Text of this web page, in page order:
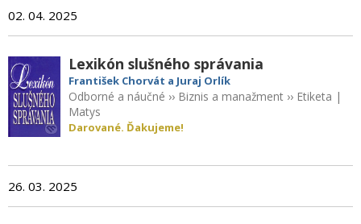
02. 04. 2025
Lexikón slušného správania
František Chorvát a Juraj Orlík
Odborné a náučné ›› Biznis a manažment ›› Etiketa |
Matys
Darované. Ďakujeme!
26. 03. 2025